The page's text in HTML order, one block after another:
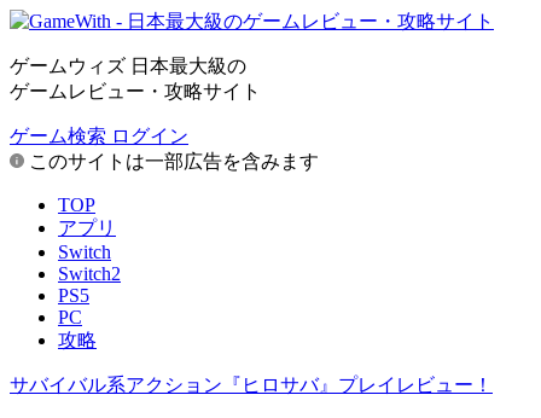
ゲームウィズ 日本最大級の
ゲームレビュー・攻略サイト
ゲーム検索 ログイン
このサイトは一部広告を含みます
TOP
アプリ
Switch
Switch2
PS5
PC
攻略
サバイバル系アクション『ヒロサバ』プレイレビュー！